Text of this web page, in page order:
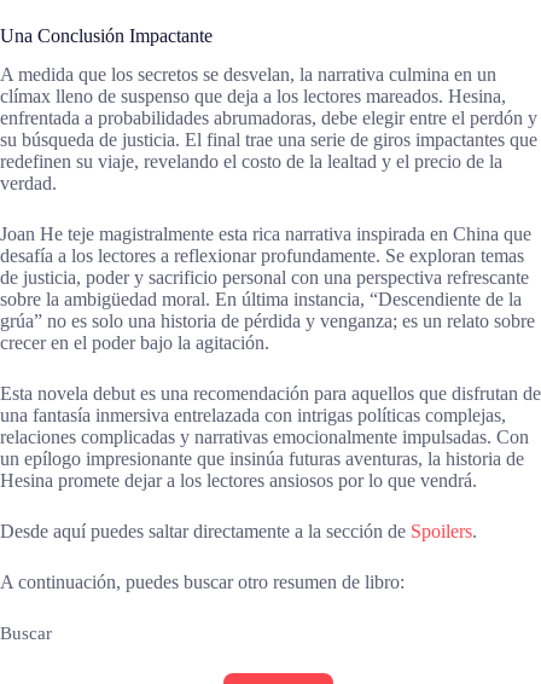
Una Conclusión Impactante
A medida que los secretos se desvelan, la narrativa culmina en un
clímax lleno de suspenso que deja a los lectores mareados. Hesina,
enfrentada a probabilidades abrumadoras, debe elegir entre el perdón y
su búsqueda de justicia. El final trae una serie de giros impactantes que
redefinen su viaje, revelando el costo de la lealtad y el precio de la
verdad.
Joan He teje magistralmente esta rica narrativa inspirada en China que
desafía a los lectores a reflexionar profundamente. Se exploran temas
de justicia, poder y sacrificio personal con una perspectiva refrescante
sobre la ambigüedad moral. En última instancia, “Descendiente de la
grúa” no es solo una historia de pérdida y venganza; es un relato sobre
crecer en el poder bajo la agitación.
Esta novela debut es una recomendación para aquellos que disfrutan de
una fantasía inmersiva entrelazada con intrigas políticas complejas,
relaciones complicadas y narrativas emocionalmente impulsadas. Con
un epílogo impresionante que insinúa futuras aventuras, la historia de
Hesina promete dejar a los lectores ansiosos por lo que vendrá.
Desde aquí puedes saltar directamente a la sección de Spoilers.
A continuación, puedes buscar otro resumen de libro:
Buscar